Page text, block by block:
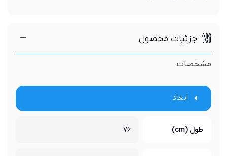
جزئیات محصول
مشخصات
ابعاد
طول (cm) 76